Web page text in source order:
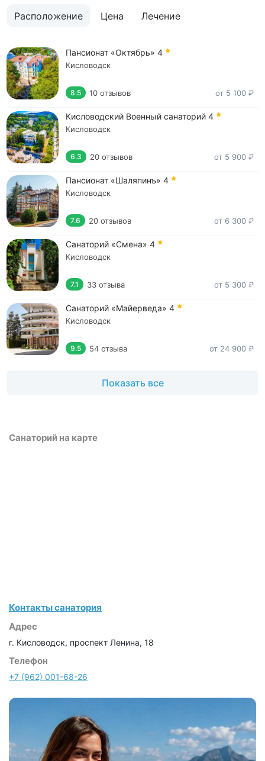
Расположение Цена Лечение
Пансионат «Октябрь» 4
Кисловодск
8.5 10 отзывов от 5 100 ₽
Кисловодский Военный санаторий 4
Кисловодск
6.3 20 отзывов от 5 900 ₽
Пансионат «Шаляпинъ» 4
Кисловодск
7.6 20 отзывов от 6 300 ₽
Санаторий «Смена» 4
Кисловодск
7.1 33 отзыва от 5 300 ₽
Санаторий «Майерведа» 4
Кисловодск
9.5 54 отзыва от 24 900 ₽
Показать все
Санаторий на карте
Контакты санатория
Адрес
г. Кисловодск, проспект Ленина, 18
Телефон
+7 (962) 001-68-26